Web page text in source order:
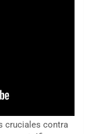
cruciales contra